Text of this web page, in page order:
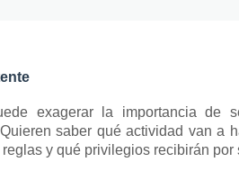
exagerar la importancia de
Quieren saber qué actividad van a
reglas y qué privilegios recibirán por